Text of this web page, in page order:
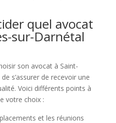
quel avocat
sur-Darnétal
son avocat à Saint-
s’assurer de recevoir une
Voici différents points à
votre choix :
et les réunions